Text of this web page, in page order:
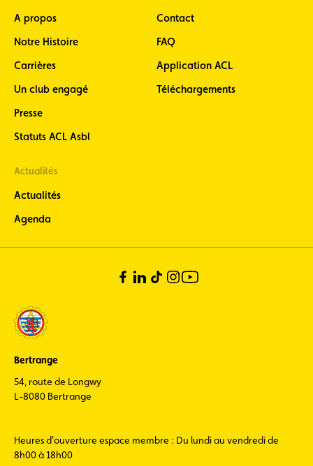
A propos
Notre Histoire
Carrières
Un club engagé
Presse
Statuts ACL Asbl
Contact
FAQ
Application ACL
Téléchargements
Actualités
Actualités
Agenda
Bertrange
54, route de Longwy
L-8080 Bertrange
Heures d'ouverture espace membre : Du lundi au vendredi de
8h00 à 18h00